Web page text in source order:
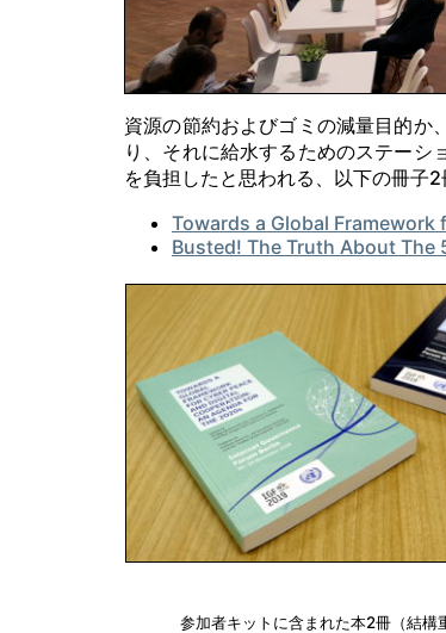
資源の節約およびゴミの減量目的か
り、それに給水するためのステーシ
を負担したと思われる、以下の冊子
Towards a Global
Busted! The Truth About
参加者キットに含まれた本2冊（結構